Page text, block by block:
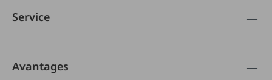
Service
Avantages